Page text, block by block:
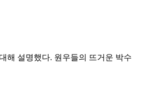
해 설명했다. 원우들의 뜨거운 박수